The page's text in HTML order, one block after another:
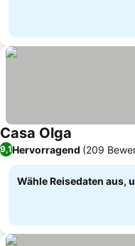
Casa Olga
9,1Hervorragend (209
Wähle Reisedaten aus,